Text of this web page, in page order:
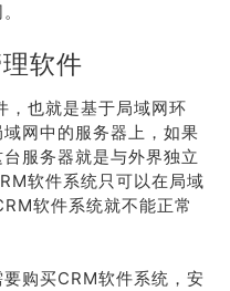
软件
，也就是基于局域网环
网中的服务器上，如果
服务器就是与外界独立
软件系统只可以在局域
软件系统就不能正常
购买CRM软件系统，安